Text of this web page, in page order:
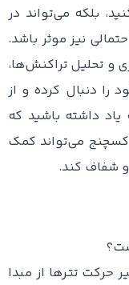
بلکه می‌تواند در
نیز موثر باشد.
و تحلیل تراکنش‌ها،
را دنبال کرده و از
داشته باشید که
می‌تواند کمک
و شفاف کند.
حرکت تترها از مبدا